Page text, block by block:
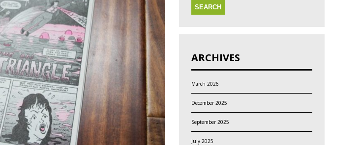
ARCHIVES
March 2026
December 2025
September 2025
July 2025